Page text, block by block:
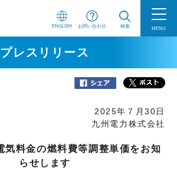
ENGLISH お問い合わせ 検索 MENU
プレスリリース
2025年７月30日
九州電力株式会社
気料金の燃料費等調整単価をお知
らせします